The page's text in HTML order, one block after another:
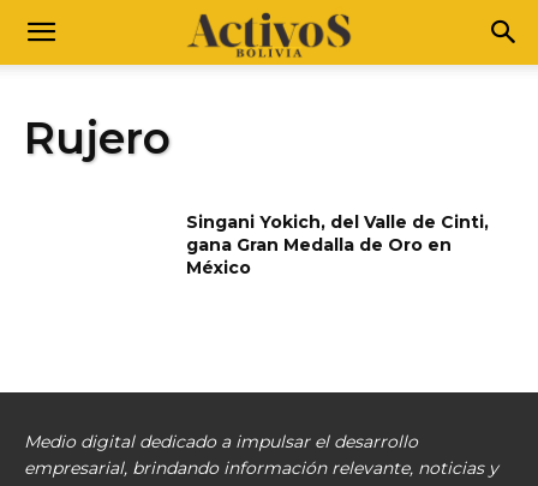
Rujero
Singani Yokich, del Valle de Cinti,
gana Gran Medalla de Oro en
México
Medio digital dedicado a impulsar el desarrollo
empresarial, brindando información relevante, noticias y